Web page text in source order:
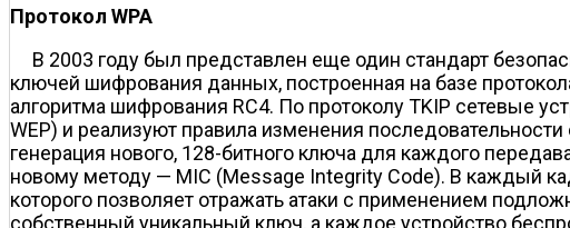
Протокол WPA
В 2003 году был представлен еще один стандарт
ключей шифрования данных, построенная на базе
алгоритма шифрования RC4. По протоколу TKIP сетевые
WEP) и реализуют правила изменения
генерация нового, 128-битного ключа для каждого
новому методу — MIC (Message Integrity Code). В каждый
которого позволяет отражать атаки с применением